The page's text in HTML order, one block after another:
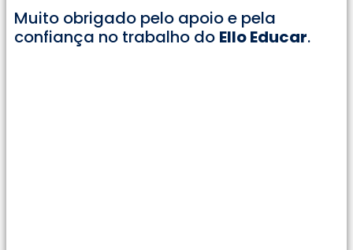
Muito obrigado pelo apoio e pela
confiança no trabalho do Ello Educar.